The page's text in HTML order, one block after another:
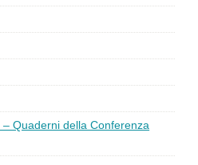
Quaderni della Conferenza